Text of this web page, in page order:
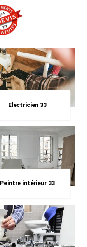
Electricien 33
Peintre intérieur 33